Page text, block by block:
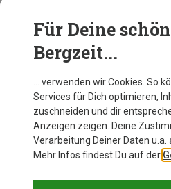
Du sparst 21%
Für Deine
Bergzeit...
… verwenden wir Cookies. So
Services für Dich optimieren,
zuschneiden und dir
Anzeigen zeigen. Deine
Verarbeitung Deiner Daten u.a.
Mehr Infos findest Du auf der